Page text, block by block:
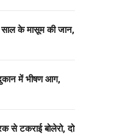
साल के मासूम की जान,
में भीषण आग,
से टकराई बोलेरो, दो